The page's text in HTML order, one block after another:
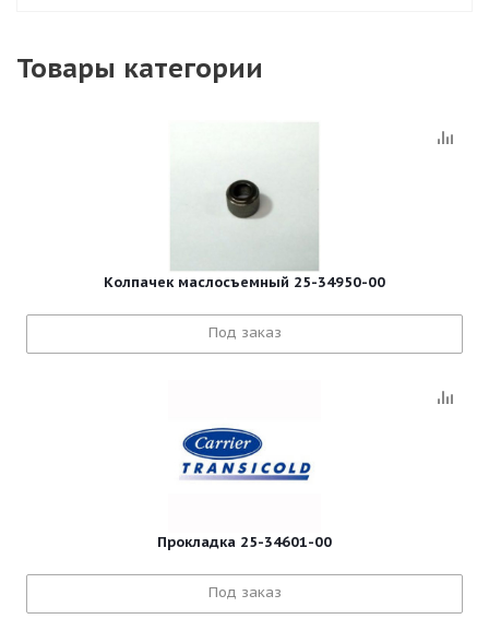
Товары категории
Колпачек маслосъемный 25-34950-00
Под заказ
Прокладка 25-34601-00
Под заказ